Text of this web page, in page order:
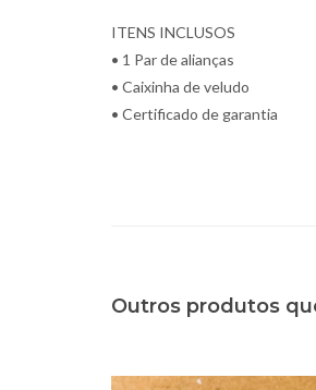
ITENS INCLUSOS
• 1 Par de alianças
• Caixinha de veludo
• Certificado de garantia
Outros produtos